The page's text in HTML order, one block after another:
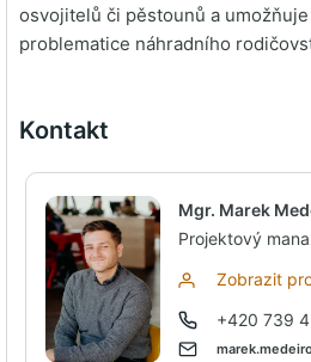
osvojitelů či pěstounů a
problematice náhradního
Kontakt
Mgr. Marek
Projektový
Zobrazit
+420 739